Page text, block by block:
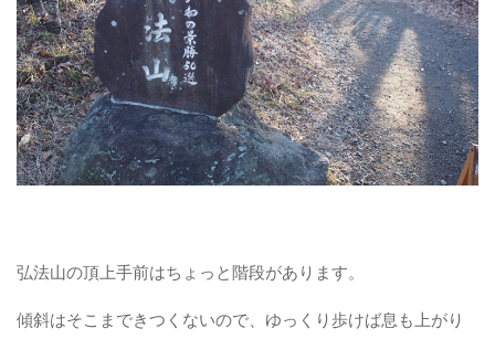
弘法山の頂上手前はちょっと階段があります。
傾斜はそこまできつくないので、ゆっくり歩けば息も上がり